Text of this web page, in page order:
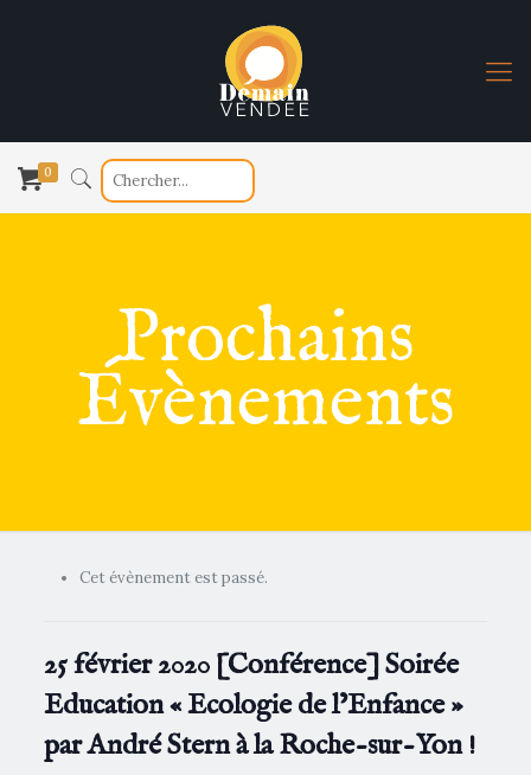
0
Prochains
Évènements
Cet évènement est passé.
25 février 2020 [Conférence] Soirée
Education « Ecologie de l’Enfance »
par André Stern à la Roche-sur-Yon !